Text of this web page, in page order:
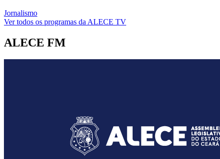
Jornalismo
Ver todos os programas da ALECE TV
ALECE FM